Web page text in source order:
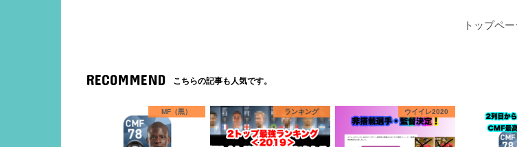
トップペ
RECOMMEND こちらの記事も人気です。
MF（黒） ランキング ウイイレ2020